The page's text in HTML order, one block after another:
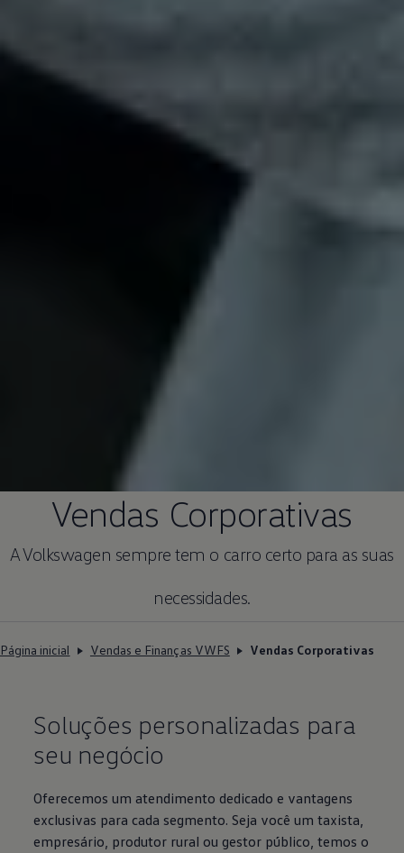
Vendas Corporativas
AVolkswagen sempre tem o carro certo para as suas
necessidades.
Página inicial Vendas e Finanças VWFS Vendas Corporativas
Soluções personalizadas para
seu negócio
Oferecemos um atendimento dedicado e vantagens
exclusivas para cada segmento. Seja você um taxista,
empresário, produtor rural ou gestor público, temos o